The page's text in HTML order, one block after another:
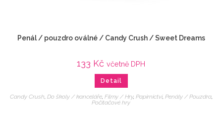
Penál / pouzdro oválné / Candy Crush / Sweet Dreams
133 Kč včetně DPH
Detail
Candy Crush, Do školy / kanceláře, Filmy / Hry, Papírnictví, Penály / Pouzdra,
Počítačové hry